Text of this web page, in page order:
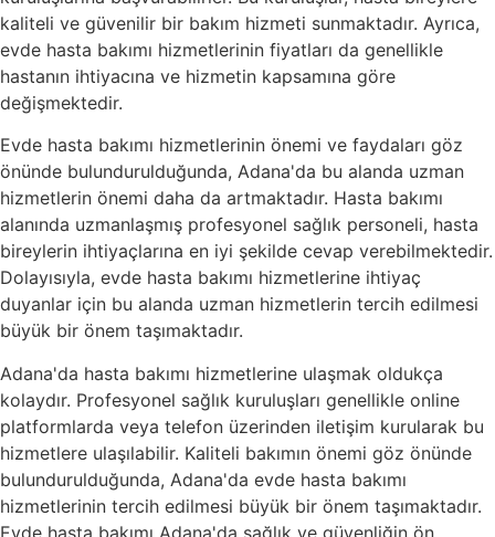
kaliteli ve güvenilir bir bakım hizmeti sunmaktadır. Ayrıca,
evde hasta bakımı hizmetlerinin fiyatları da genellikle
hastanın ihtiyacına ve hizmetin kapsamına göre
değişmektedir.
Evde hasta bakımı hizmetlerinin önemi ve faydaları göz
önünde bulundurulduğunda, Adana'da bu alanda uzman
hizmetlerin önemi daha da artmaktadır. Hasta bakımı
alanında uzmanlaşmış profesyonel sağlık personeli, hasta
bireylerin ihtiyaçlarına en iyi şekilde cevap verebilmektedir.
Dolayısıyla, evde hasta bakımı hizmetlerine ihtiyaç
duyanlar için bu alanda uzman hizmetlerin tercih edilmesi
büyük bir önem taşımaktadır.
Adana'da hasta bakımı hizmetlerine ulaşmak oldukça
kolaydır. Profesyonel sağlık kuruluşları genellikle online
platformlarda veya telefon üzerinden iletişim kurularak bu
hizmetlere ulaşılabilir. Kaliteli bakımın önemi göz önünde
bulundurulduğunda, Adana'da evde hasta bakımı
hizmetlerinin tercih edilmesi büyük bir önem taşımaktadır.
Evde hasta bakımı Adana'da sağlık ve güvenliğin ön